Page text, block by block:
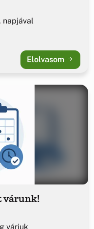
napjával
Elolvasom
várunk!
várjuk